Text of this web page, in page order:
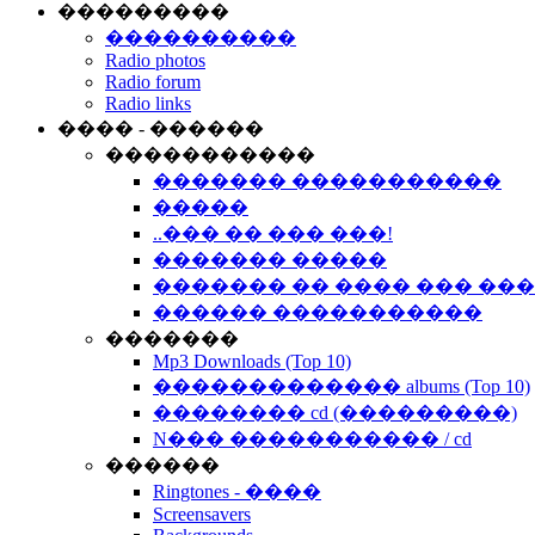
���������
����������
Radio photos
Radio forum
Radio links
���� - ������
�����������
������� �����������
�����
..��� �� ��� ���!
������� �����
������� �� ���� ���
������ �����������
�������
Mp3 Downloads (Top 10)
������������� albums (Top 10)
�������� cd (���������)
N��� ����������� / cd
������
Ringtones - ����
Screensavers